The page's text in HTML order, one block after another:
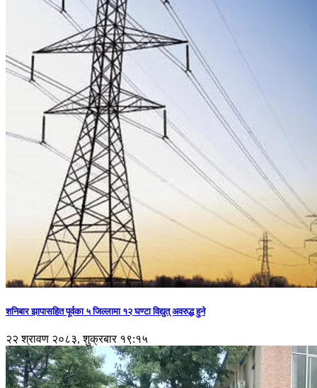
शनिबार झापासहित पूर्वका ५ जिल्लामा १२ घण्टा विद्युत् अवरुद्ध हुने
२२ श्रावण २०८३, शुक्रबार १९:१५